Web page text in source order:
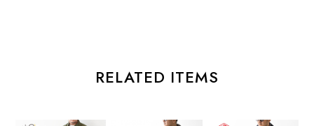
RELATED ITEMS